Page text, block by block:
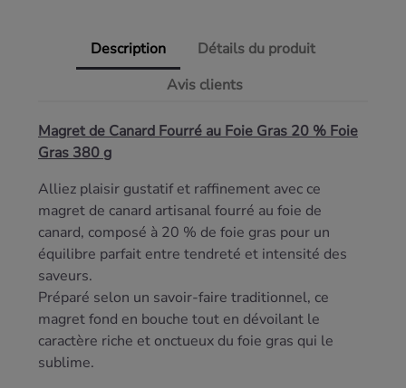
Description
Détails du produit
Avis clients
Magret de Canard Fourré au Foie Gras 20 % Foie
Gras 380 g
Alliez plaisir gustatif et raffinement avec ce
magret de canard artisanal fourré au foie de
canard, composé à 20 % de foie gras pour un
équilibre parfait entre tendreté et intensité des
saveurs.
Préparé selon un savoir-faire traditionnel, ce
magret fond en bouche tout en dévoilant le
caractère riche et onctueux du foie gras qui le
sublime.